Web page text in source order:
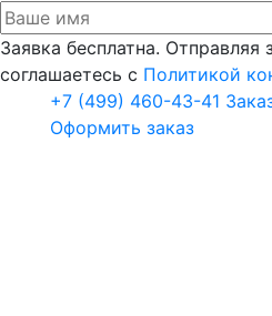
Заявка бесплатна. Отправляя
соглашаетесь с Политикой
+7 (499) 460-43-41
Оформить заказ